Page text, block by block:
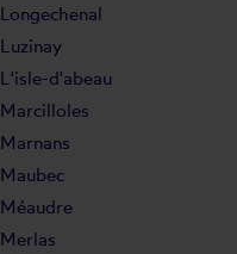
Longechenal
Luzinay
L'isle-d'abeau
Marcilloles
Marnans
Maubec
Méaudre
Merlas